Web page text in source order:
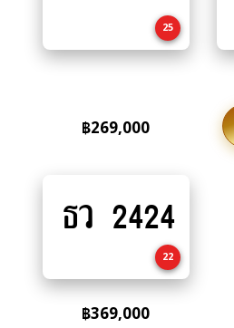
25
฿269,000
to
ธว 2424
22
฿369,000